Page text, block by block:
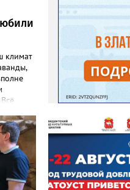
климат
«Я
-